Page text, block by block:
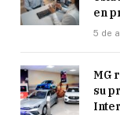
en
5 de
MG
su